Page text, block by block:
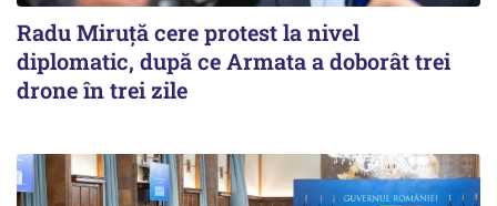
Radu Miruţă cere protest la nivel
diplomatic, după ce Armata a doborât trei
drone în trei zile